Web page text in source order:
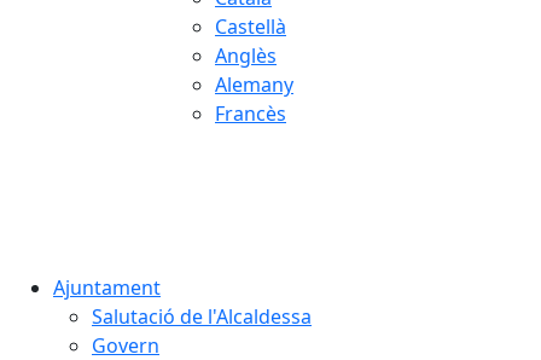
Castellà
Anglès
Alemany
Francès
Ajuntament
Salutació de l'Alcaldessa
Govern